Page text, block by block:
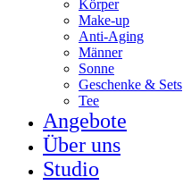
Körper
Make-up
Anti-Aging
Männer
Sonne
Geschenke & Sets
Tee
Angebote
Über uns
Studio